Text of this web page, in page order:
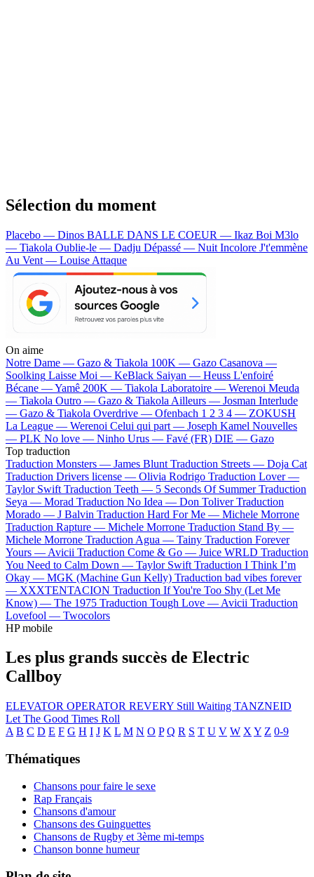
Sélection du moment
Placebo — Dinos BALLE DANS LE COEUR — Ikaz Boi M3lo
— Tiakola Oublie-le — Dadju Dépassé — Nuit Incolore J't'emmène
Au Vent — Louise Attaque
On aime
Notre Dame — Gazo & Tiakola 100K — Gazo Casanova —
Soolking Laisse Moi — KeBlack Saiyan — Heuss L'enfoiré
Bécane —Yamê 200K — Tiakola Laboratoire — Werenoi Meuda
— Tiakola Outro — Gazo & Tiakola Ailleurs — Josman Interlude
— Gazo & Tiakola Overdrive — Ofenbach 1 2 3 4 — ZOKUSH
La League — Werenoi Celui qui part — Joseph Kamel Nouvelles
— PLK No love — Ninho Urus — Favé (FR) DIE — Gazo
Top traduction
Traduction Monsters — James Blunt Traduction Streets — Doja Cat
Traduction Drivers license — Olivia Rodrigo Traduction Lover —
Taylor Swift Traduction Teeth — 5 Seconds Of Summer Traduction
Seya — Morad Traduction No Idea — Don Toliver Traduction
Morado — J Balvin Traduction Hard For Me — Michele Morrone
Traduction Rapture — Michele Morrone Traduction Stand By —
Michele Morrone Traduction Agua — Tainy Traduction Forever
Yours — Avicii Traduction Come & Go — Juice WRLD Traduction
You Need to Calm Down — Taylor Swift Traduction I Think I’m
Okay — MGK (Machine Gun Kelly) Traduction bad vibes forever
— XXXTENTACION Traduction If You're Too Shy (Let Me
Know) — The 1975 Traduction Tough Love — Avicii Traduction
Lovefool — Twocolors
HP mobile
Les plus grands succès de Electric
Callboy
ELEVATOR OPERATOR REVERY Still Waiting TANZNEID
Let The Good Times Roll
A B C D E F G H I J K L M N O P Q R S T U V W X Y Z 0-9
Thématiques
Chansons pour faire le sexe
Rap Français
Chansons d'amour
Chansons des Guinguettes
Chansons de Rugby et 3ème mi-temps
Chanson bonne humeur